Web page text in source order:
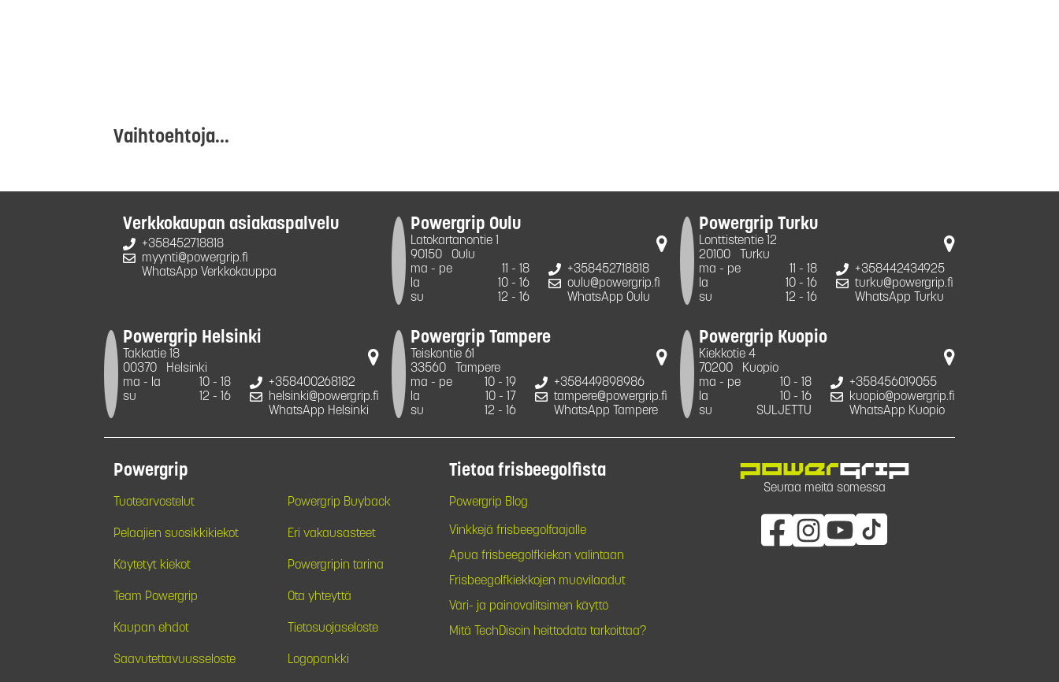
Vaihtoehtoja...
Verkkokaupan asiakaspalvelu
+358452718818
myynti@powergrip.fi
WhatsApp Verkkokauppa
Powergrip Oulu
Latokartanontie 1
90150
Oulu
ma - pe
11 - 18
la
10 - 16
su
12 - 16
+358452718818
oulu@powergrip.fi
WhatsApp Oulu
Powergrip Turku
Lonttistentie 12
20100
Turku
ma - pe
11 - 18
la
10 - 16
su
12 - 16
+358442434925
turku@powergrip.fi
WhatsApp Turku
Powergrip Helsinki
Takkatie 18
00370
Helsinki
ma - la
10 - 18
su
12 - 16
+358400268182
helsinki@powergrip.fi
WhatsApp Helsinki
Powergrip Tampere
Teiskontie 61
33560
Tampere
ma - pe
10 - 19
la
10 - 17
su
12 - 16
+358449898986
tampere@powergrip.fi
WhatsApp Tampere
Powergrip Kuopio
Kiekkotie 4
70200
Kuopio
ma - pe
10 - 18
la
10 - 16
su
SULJETTU
+358456019055
kuopio@powergrip.fi
WhatsApp Kuopio
Powergrip
Tuotearvostelut Powergrip Buyback
Pelaajien suosikkikiekot Eri vakausasteet
Käytetyt kiekot Powergripin tarina
Team Powergrip Ota yhteyttä
Kaupan ehdot Tietosuojaseloste
Saavutettavuusseloste Logopankki
Tietoa frisbeegolfista
Powergrip Blog
Vinkkejä frisbeegolfaajalle
Apua frisbeegolfkiekon valintaan
Frisbeegolfkiekkojen muovilaadut
Väri- ja painovalitsimen käyttö
Mitä TechDiscin heittodata tarkoittaa?
Seuraa meitä somessa